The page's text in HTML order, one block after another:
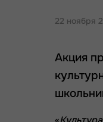
22 ноября
Акция